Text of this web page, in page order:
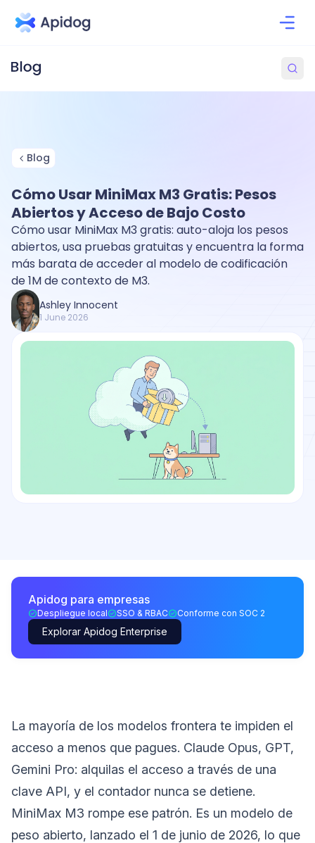
Blog
Cómo Usar MiniMax M3 Gratis: Pesos
Abiertos y Acceso de Bajo Costo
Cómo usar MiniMax M3 gratis: auto-aloja los pesos
abiertos, usa pruebas gratuitas y encuentra la forma
más barata de acceder al modelo de codificación
de 1M de contexto de M3.
Ashley Innocent
1 June 2026
Apidog para empresas
Despliegue local SSO & RBAC Conforme con SOC 2
Explorar Apidog Enterprise
La mayoría de los modelos frontera te impiden el
acceso a menos que pagues. Claude Opus, GPT,
Gemini Pro: alquilas el acceso a través de una
clave API, y el contador nunca se detiene.
MiniMax M3 rompe ese patrón. Es un modelo de
peso abierto, lanzado el 1 de junio de 2026, lo que